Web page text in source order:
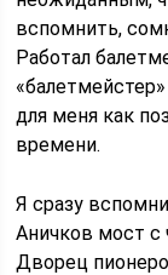
вспомнить,
Работал
для меня как
времени.
Я сразу
Аничков мост
Дворец